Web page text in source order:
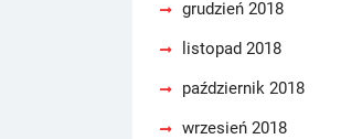
grudzień 2018
listopad 2018
październik 2018
wrzesień 2018